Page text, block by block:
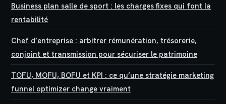
Business plan salle de sport : les charges fixes qui font la
rentabilité
Chef d’entreprise : arbitrer rémunération, trésorerie,
conjoint et transmission pour sécuriser le patrimoine
TOFU, MOFU, BOFU et KPI : ce qu’une stratégie marketing
funnel optimizer change vraiment